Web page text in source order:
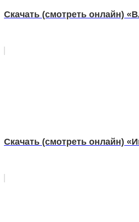
Скачать (смотреть онлайн)
Скачать (смотреть онлайн)